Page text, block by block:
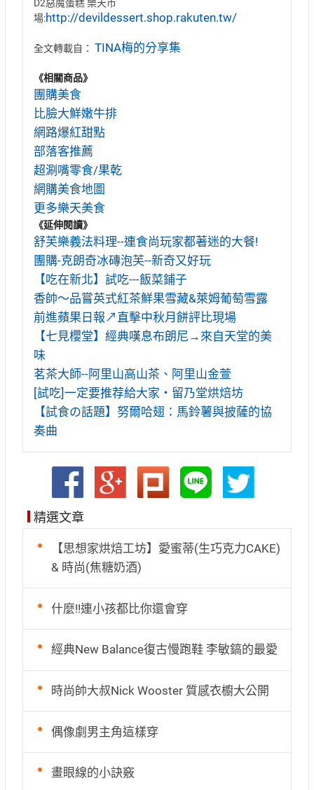
D2惡魔蛋糕 樂天市
場:http://devildessert.shop.rakuten.tw/
全文轉載自：TINA梅的分享集
《相關商品》
團購美食
比臉大鮮嫩牛排
網路爆紅甜點
部落客推薦
超涮嘴零食/果乾
網購美食地圖
更多樂天美食
《延伸閱讀》
舒芙樂義法料理--連食尚玩家都著迷的大餐!
團購-克朗奇冰磚泡芙--新奇又好玩
【吃在新北】試吃---飯菜鋪子
香帥～品嘗英式紅茶鮮果雪藏&萊姆葡萄雪露
前進蘋果日報↗直擊中秋月餅評比現場
【七見櫻堂】經典嘆息布朗尼→來自天堂的美
味
茗茶大師--阿里山高山茶、阿里山金萱
[試吃]一定要推荐給大家‧留乃堂烘焙坊
【試食の話題】努爾哈翅：馬鈴薯與披薩的協
奏曲
精選文章
【思想家烘焙工坊】愛蜜蒂(生巧克力CAKE)
& 時尚(焦糖奶酒)
什麼!!連小孩都比你還會穿
經典New Balance復古慢跑鞋 李敏鎬的最愛
時尚帥大叔Nick Wooster 質感衣櫥大公開
偶像劇男主角這樣穿
畫眼線的小訣竅